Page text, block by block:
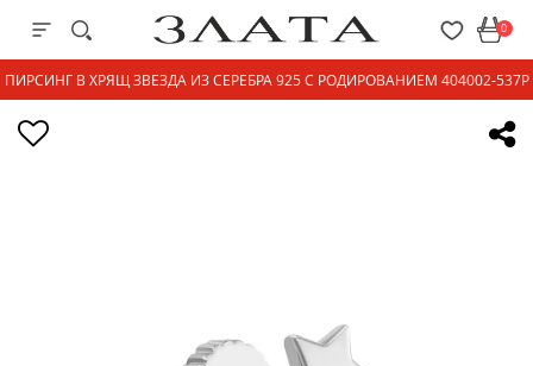
0
ПИРСИНГ В ХРЯЩ ЗВЕЗДА ИЗ СЕРЕБРА 925 С РОДИРОВАНИЕМ 404002-537Р